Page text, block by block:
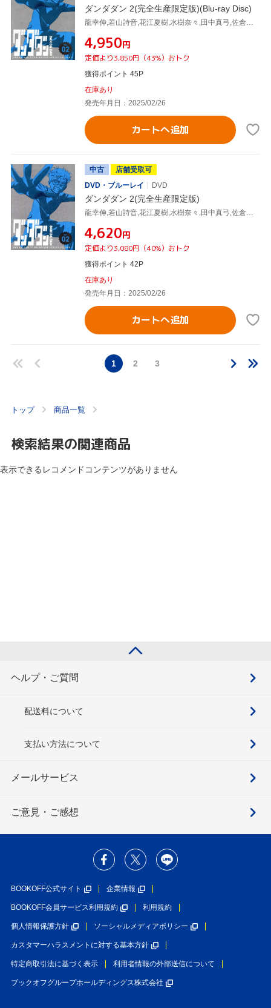
ダンダダン 2(完全生産限定版)(Blu-ray Disc)
龍幸伸,若山詩音,花江夏樹,水樹奈々,田中真弓,佐倉綾音,恩田尚之,牛尾憲輔
¥4,950円
定価より3,850円（43%）おトク
獲得ポイント 45P
在庫あり
発売年月日：2025/02/26
カートへ追加
中古
店舗受取可
DVD・ブルーレイ
DVD
ダンダダン 2(完全生産限定版)
龍幸伸,若山詩音,花江夏樹,水樹奈々,田中真弓,佐倉綾音,恩田尚之,牛尾憲輔
¥4,620円
定価より3,080円（40%）おトク
獲得ポイント 42P
在庫あり
発売年月日：2025/02/26
カートへ追加
1 2 3
トップ 商品一覧
検索結果の関連商品
表示できるレコメンドコンテンツがありません
ヘルプ・ご質問
配送料について
支払い方法について
メールサービス
ご意見・ご感想
BOOKOFF公式サイト 企業情報
BOOKOFF会員サービス利用規約 利用規約
個人情報保護方針 ソーシャルメディアポリシー
カスタマーハラスメントに対する基本方針
特定商取引法に基づく表示 利用者情報の外部送信について
ブックオフグループホールディングス株式会社